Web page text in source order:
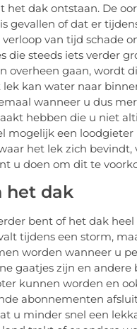
het dak ontstaan. De
gevallen of dat er
van tijd schade
die steeds iets verder
overheen gaan, wordt
kan water naar
wanneer u dus
hebben die u niet
mogelijk een
het lek zich
u doen om dit te
het dak
bent of het dak
tijdens een storm,
worden wanneer u
gaatjes zijn en
kunnen worden en
abonnementen
u minder snel een